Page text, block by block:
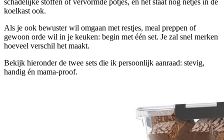
koelkast ook.
Als je ook bewuster wil omgaan met restjes, meal preppen of
gewoon orde wil in je keuken: begin met één set. Je zal snel merken
hoeveel verschil het maakt.
Bekijk hieronder de twee sets die ik persoonlijk aanraad: stevig,
handig én mama-proof.